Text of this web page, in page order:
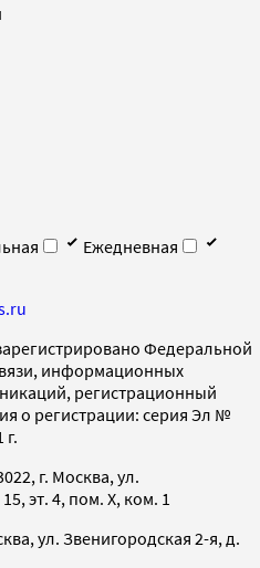
Ежедневная
Федеральной
информационных
регистрационный
о регистрации: серия Эл №
г. Москва, ул.
эт. 4, пом. X, ком. 1
ул. Звенигородская 2-я, д.